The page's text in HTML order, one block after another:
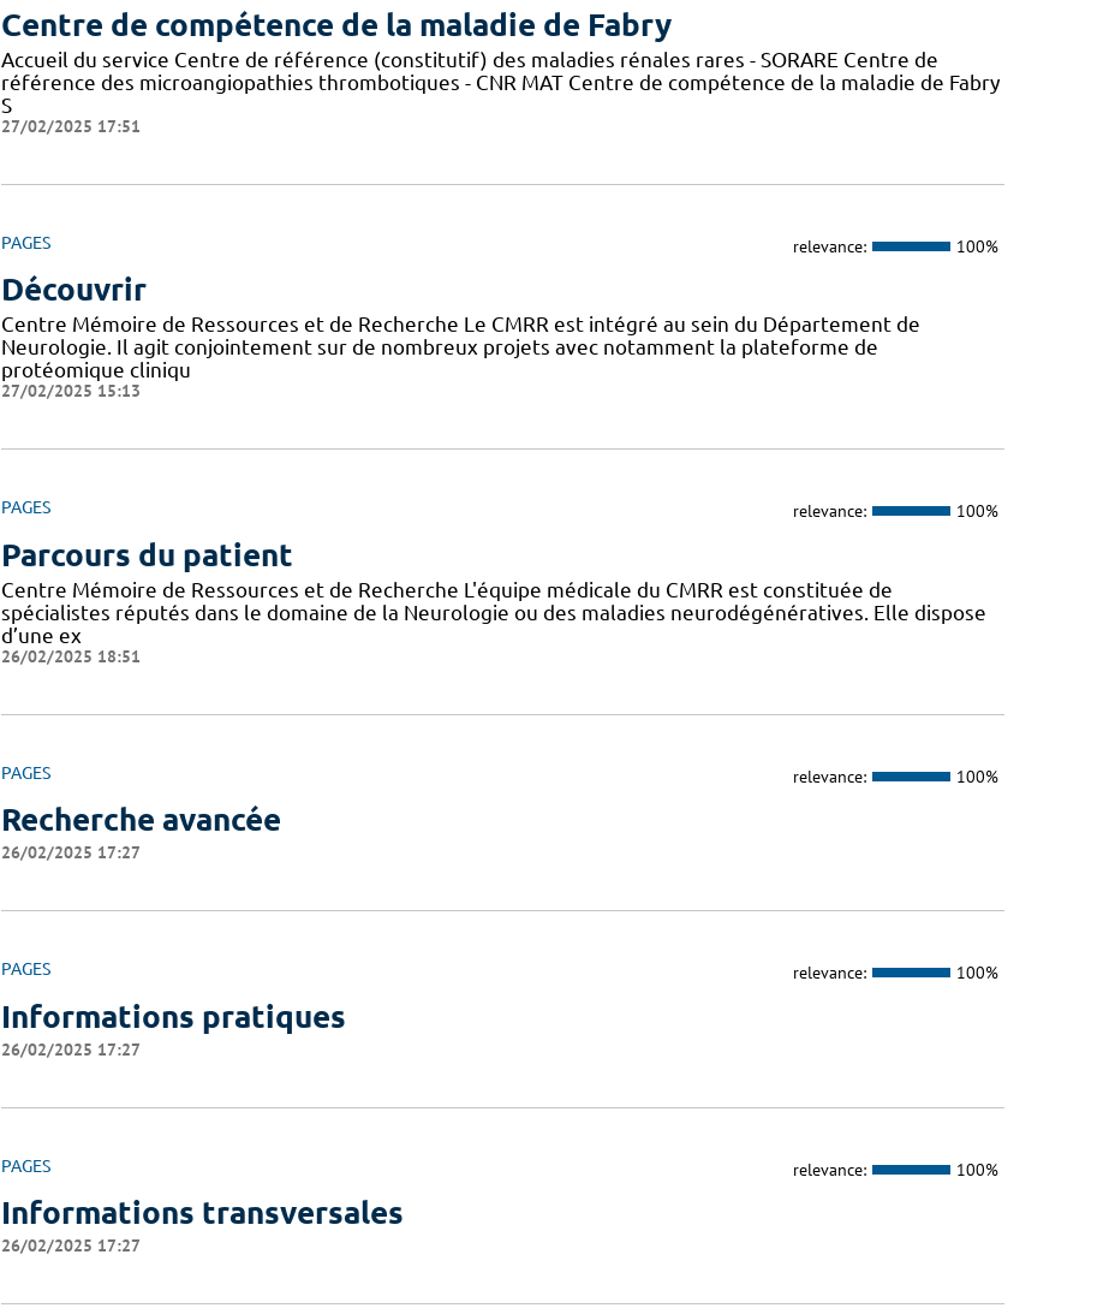
Centre de compétence de la maladie de Fabry
Accueil du service Centre de référence (constitutif) des maladies rénales rares - SORARE Centre de
référence des microangiopathies thrombotiques - CNR MAT Centre de compétence de la maladie de Fabry
S
27/02/2025 17:51
PAGES relevance: 100%
Découvrir
Centre Mémoire de Ressources et de Recherche Le CMRR est intégré au sein du Département de
Neurologie. Il agit conjointement sur de nombreux projets avec notamment la plateforme de
protéomique cliniqu
27/02/2025 15:13
PAGES relevance: 100%
Parcours du patient
Centre Mémoire de Ressources et de Recherche L'équipe médicale du CMRR est constituée de
spécialistes réputés dans le domaine de la Neurologie ou des maladies neurodégénératives. Elle dispose
d’une ex
26/02/2025 18:51
PAGES relevance: 100%
Recherche avancée
26/02/2025 17:27
PAGES relevance: 100%
Informations pratiques
26/02/2025 17:27
PAGES relevance: 100%
Informations transversales
26/02/2025 17:27